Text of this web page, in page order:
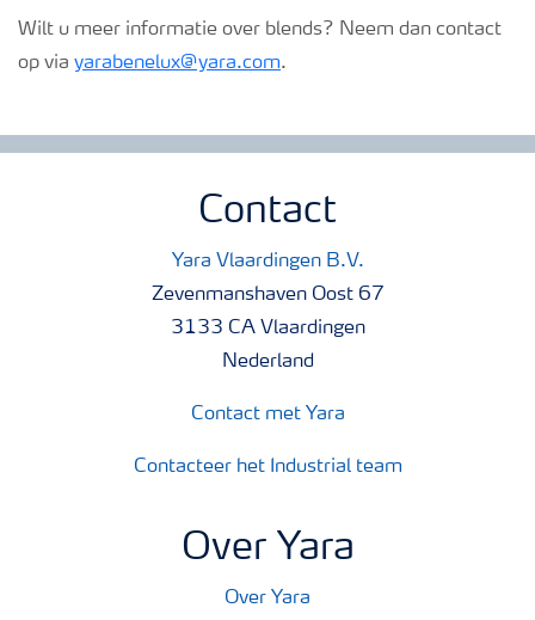
Wilt u meer informatie over blends? Neem dan contact
op via yarabenelux@yara.com.
Contact
Yara Vlaardingen B.V.
Zevenmanshaven Oost 67
3133 CA Vlaardingen
Nederland
Contact met Yara
Contacteer het Industrial team
Over Yara
Over Yara